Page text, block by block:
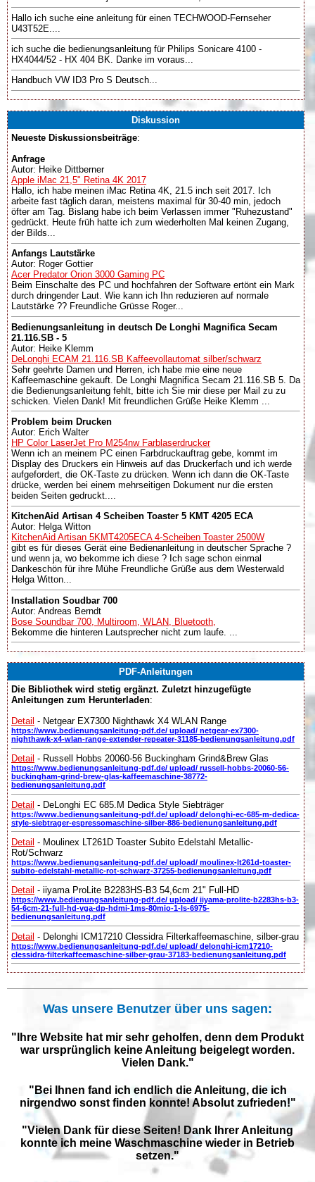
Hallo ich suche eine anleitung für einen TECHWOOD-Fernseher
U43T52E....
ich suche die bedienungsanleitung für Philips Sonicare 4100 -
HX4044/52 - HX 404 BK. Danke im voraus...
Handbuch VW ID3 Pro S Deutsch...
Diskussion
Neueste Diskussionsbeiträge:
Anfrage
Autor: Heike Dittberner
Apple iMac 21,5" Retina 4K 2017
Hallo, ich habe meinen iMac Retina 4K, 21.5 inch seit 2017. Ich
arbeite fast täglich daran, meistens maximal für 30-40 min, jedoch
öfter am Tag. Bislang habe ich beim Verlassen immer "Ruhezustand"
gedrückt. Heute früh hatte ich zum wiederholten Mal keinen Zugang,
der Bilds...
Anfangs Lautstärke
Autor: Roger Gottier
Acer Predator Orion 3000 Gaming PC
Beim Einschalte des PC und hochfahren der Software ertönt ein Mark
durch dringender Laut. Wie kann ich Ihn reduzieren auf normale
Lautstärke ?? Freundliche Grüsse Roger...
Bedienungsanleitung in deutsch De Longhi Magnifica Secam
21.116.SB - 5
Autor: Heike Klemm
DeLonghi ECAM 21.116.SB Kaffeevollautomat silber/schwarz
Sehr geehrte Damen und Herren, ich habe mie eine neue
Kaffeemaschine gekauft. De Longhi Magnifica Secam 21.116.SB 5. Da
die Bedienungsanleitung fehlt, bitte ich Sie mir diese per Mail zu zu
schicken. Vielen Dank! Mit freundlichen Grüße Heike Klemm ...
Problem beim Drucken
Autor: Erich Walter
HP Color LaserJet Pro M254nw Farblaserdrucker
Wenn ich an meinem PC einen Farbdruckauftrag gebe, kommt im
Display des Druckers ein Hinweis auf das Druckerfach und ich werde
aufgefordert, die OK-Taste zu drücken. Wenn ich dann die OK-Taste
drücke, werden bei einem mehrseitigen Dokument nur die ersten
beiden Seiten gedruckt....
KitchenAid Artisan 4 Scheiben Toaster 5 KMT 4205 ECA
Autor: Helga Witton
KitchenAid Artisan 5KMT4205ECA 4-Scheiben Toaster 2500W
gibt es für dieses Gerät eine Bedienanleitung in deutscher Sprache ?
und wenn ja, wo bekomme ich diese ? Ich sage schon einmal
Dankeschön für ihre Mühe Freundliche Grüße aus dem Westerwald
Helga Witton...
Installation Soudbar 700
Autor: Andreas Berndt
Bose Soundbar 700, Multiroom, WLAN, Bluetooth,
Bekomme die hinteren Lautsprecher nicht zum laufe. ...
PDF-Anleitungen
Die Bibliothek wird stetig ergänzt. Zuletzt hinzugefügte
Anleitungen zum Herunterladen:
Detail - Netgear EX7300 Nighthawk X4 WLAN Range
https://www.bedienungsanleitung-pdf.de/ upload/ netgear-ex7300-
nighthawk-x4-wlan-range-extender-repeater-31185-bedienungsanleitung.pdf
Detail - Russell Hobbs 20060-56 Buckingham Grind&Brew Glas
https://www.bedienungsanleitung-pdf.de/ upload/ russell-hobbs-20060-56-
buckingham-grind-brew-glas-kaffeemaschine-38772-
bedienungsanleitung.pdf
Detail - DeLonghi EC 685.M Dedica Style Siebträger
https://www.bedienungsanleitung-pdf.de/ upload/ delonghi-ec-685-m-dedica-
style-siebtrager-espressomaschine-silber-886-bedienungsanleitung.pdf
Detail - Moulinex LT261D Toaster Subito Edelstahl Metallic-
Rot/Schwarz
https://www.bedienungsanleitung-pdf.de/ upload/ moulinex-lt261d-toaster-
subito-edelstahl-metallic-rot-schwarz-37255-bedienungsanleitung.pdf
Detail - iiyama ProLite B2283HS-B3 54,6cm 21" Full-HD
https://www.bedienungsanleitung-pdf.de/ upload/ iiyama-prolite-b2283hs-b3-
54-6cm-21-full-hd-vga-dp-hdmi-1ms-80mio-1-ls-6975-
bedienungsanleitung.pdf
Detail - Delonghi ICM17210 Clessidra Filterkaffeemaschine, silber-grau
https://www.bedienungsanleitung-pdf.de/ upload/ delonghi-icm17210-
clessidra-filterkaffeemaschine-silber-grau-37183-bedienungsanleitung.pdf
Was unsere Benutzer über uns sagen:
"Ihre Website hat mir sehr geholfen, denn dem Produkt
war ursprünglich keine Anleitung beigelegt worden.
Vielen Dank."
"Bei Ihnen fand ich endlich die Anleitung, die ich
nirgendwo sonst finden konnte! Absolut zufrieden!"
"Vielen Dank für diese Seiten! Dank Ihrer Anleitung
konnte ich meine Waschmaschine wieder in Betrieb
setzen."